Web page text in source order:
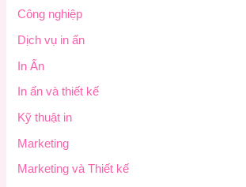
Công nghiệp
Dịch vụ in ấn
In Ấn
In ấn và thiết kế
Kỹ thuật in
Marketing
Marketing và Thiết kế